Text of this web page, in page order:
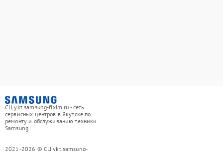
СЦ ykt.samsung-fixim.ru - сеть
сервисных центров в Якутске по
ремонту и обслуживанию техники
Samsung
2021-2026 © СЦ ykt.samsung-